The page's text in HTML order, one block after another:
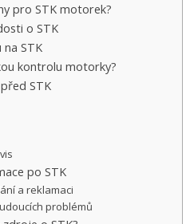
pro STK motorek?
o STK
STK
kontrolu motorky?
STK
po STK
a reklamaci
problémů